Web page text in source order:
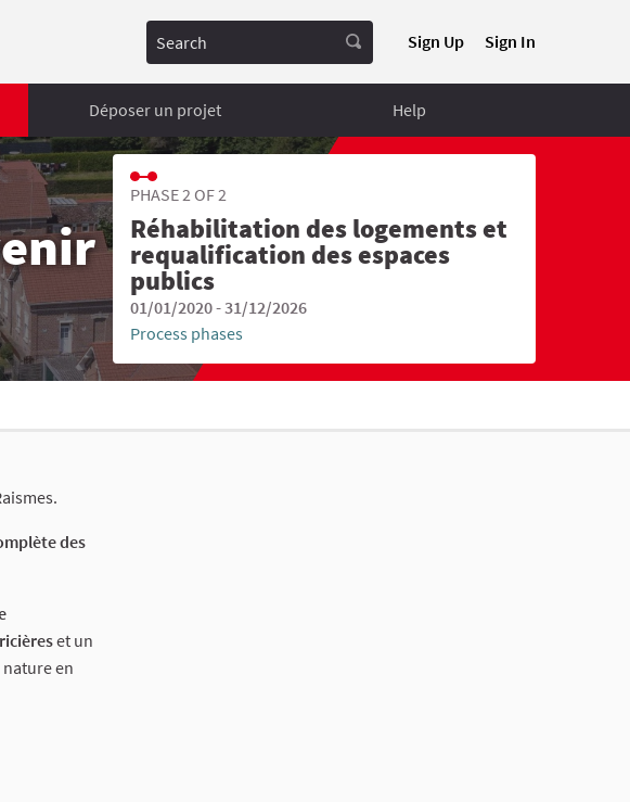
Sign Up Sign In
Déposer un projet Help
PHASE 2 OF 2
Réhabilitation des logements et
requalification des espaces
publics
01/01/2020 - 31/12/2026
Process phases
des
et un
en